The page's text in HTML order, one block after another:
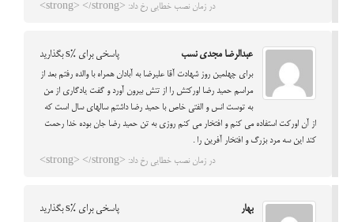
در زمان نصب خطایی رخ داد: <strong> </strong>
عبدالرضا مجدی نسب پاسخی برای %s بگذارید
برای چهلمین روز شهادت آقا علیرضا به آبادان همراه با والده رفتم بعد از
مراسم حمید رضا اورکتش را از تنش بیرون آورد و گفت یادگاری از من
به توست انس و الفتی خاص با حمید رضا داشتم سالهای سال است که
از آن اورکت استفاده می کنم و افتخار می کنم روزی به تن حمید رضا جان بوده خدا رحمت
کند این سه مرد بزرگ و افتخار آفرین را .
در زمان نصب خطایی رخ داد: <strong> </strong>
بهار پاسخی برای %s بگذارید